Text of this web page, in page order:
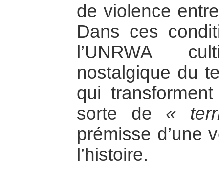
de violence
Dans ces
l’UNRWA
nostalgique du
qui
sorte de «
prémisse d’une
l’histoire.